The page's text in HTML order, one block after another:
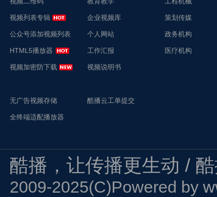
视频列表专辑
公众号添加视频列表
HTML5播放器
视频加密防下载
无广告视频存储
全终端适配播放器
企业视频库
个人网站
工作汇报
视频说明书
酷播云工单提交
策划传媒
政务机构
医疗机构
酷播，让传播更生动 /
2009-2025(C)Powered by